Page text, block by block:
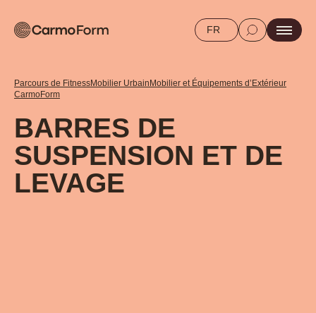
FR
Parcours de FitnessMobilier Urbain Mobilier et Équipements d’Extérieur
CarmoForm
BARRES DE
SUSPENSION ET DE
LEVAGE